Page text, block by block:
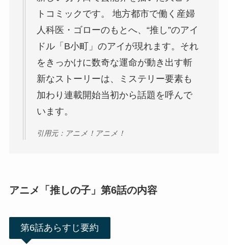
トコミックです。 地方都市で働く産婦
人科医・ゴローのもとへ、“推し”のアイ
ドル「B小町」のアイが現れます。それ
をきっかけに数奇な運命が動き出す斬
新なストーリーは、ミステリー要素も
加わり連載開始当初から話題を呼んで
います。
引用元：アニメ！アニメ！
アニメ「推しの子」第6話の内容
第6話あらすじ要約